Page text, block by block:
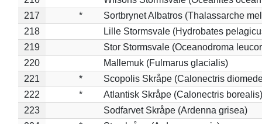
217
*
Sortbrynet Albatros (Thalassarche
218
Lille Stormsvale (Hydrobates
219
Stor Stormsvale (Oceanodroma
220
Mallemuk (Fulmarus glacialis)
221
*
Scopolis Skråpe (Calonectris
222
*
Atlantisk Skråpe (Calonectris borealis)
223
Sodfarvet Skråpe (Ardenna grisea)